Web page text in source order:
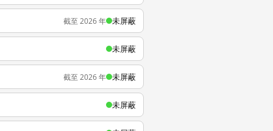
截至 2026 年 未屏蔽
未屏蔽
截至 2026 年 未屏蔽
未屏蔽